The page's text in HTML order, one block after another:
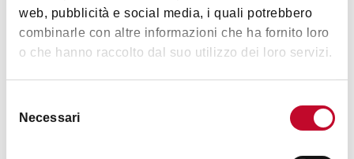
web, pubblicità e social media, i quali potrebbero
combinarle con altre informazioni che ha fornito loro
o che hanno raccolto dal suo utilizzo dei loro servizi.
delNecessari
Per conoscere gli orari dei singoli esercizi e le aperture